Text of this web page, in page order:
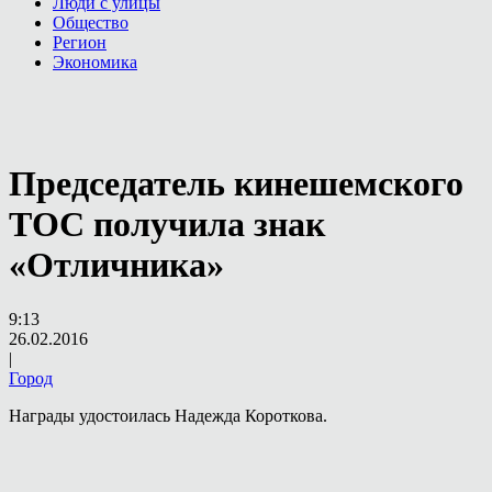
Общество
Регион
Экономика
Председатель кинешемского
ТОС получила знак
«Отличника»
9:13
26.02.2016
|
Город
Награды удостоилась Надежда Короткова.